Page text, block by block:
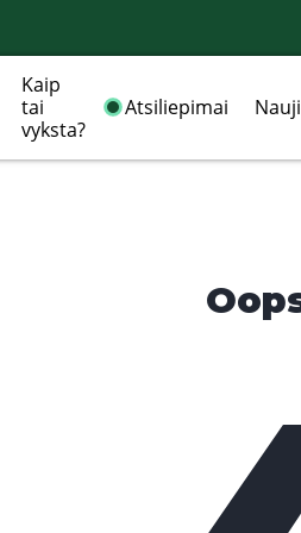
Kaip
tai
vyksta?
Atsiliepimai